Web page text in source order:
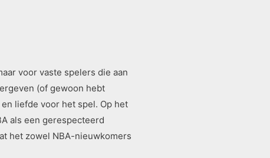
voor vaste spelers die aan
(of gewoon hebt
liefde voor het spel. Op het
als een gerespecteerd
het zowel NBA-nieuwkomers